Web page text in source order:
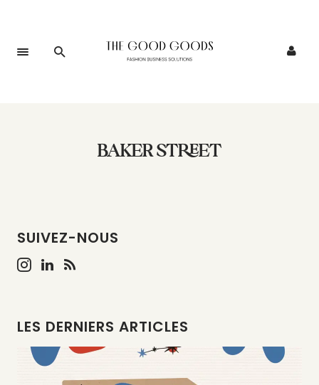
BAKER STREET
SUIVEZ-NOUS
LES DERNIERS ARTICLES